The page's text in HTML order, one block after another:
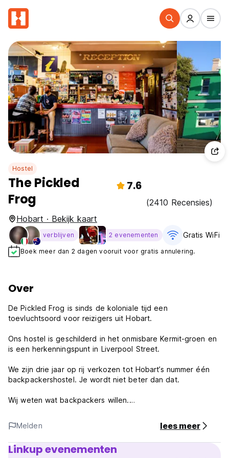
Hostel
The Pickled
Frog
7.6
(2410 Recensies)
Hobart · Bekijk kaart
verblijven 2 evenementen Gratis WiFi
Boek meer dan 2 dagen vooruit voor gratis annulering.
Over
De Pickled Frog is sinds de koloniale tijd een
toevluchtsoord voor reizigers uit Hobart.
Ons hostel is geschilderd in het onmisbare Kermit-groen en
is een herkenningspunt in Liverpool Street.
We zijn drie jaar op rij verkozen tot Hobart’s nummer één
backpackershostel. Je wordt niet beter dan dat.
Wij weten wat backpackers willen.
Onze kamers zijn de schoonste en ons gratis internet is
supersnel.
We weten dat je nieuwe mensen wilt ontmoeten, nieuwe
Melden lees meer
Linkup evenementen